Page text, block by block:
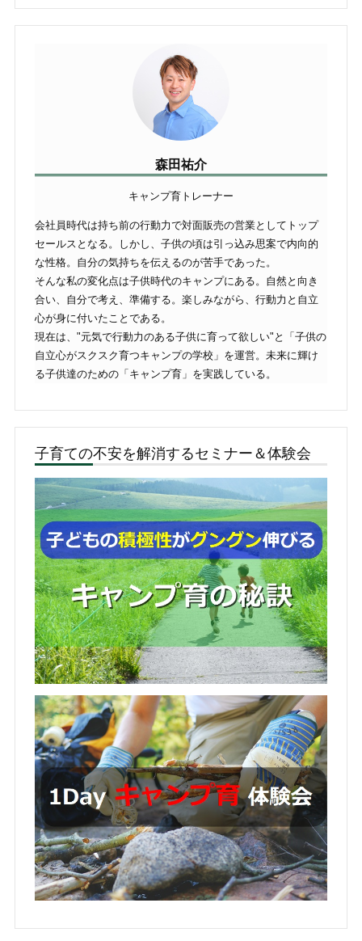
森田祐介
キャンプ育トレーナー
会社員時代は持ち前の行動力で対面販売の営業としてトップ
セールスとなる。しかし、子供の頃は引っ込み思案で内向的
な性格。自分の気持ちを伝えるのが苦手であった。
そんな私の変化点は子供時代のキャンプにある。自然と向き
合い、自分で考え、準備する。楽しみながら、行動力と自立
心が身に付いたことである。
現在は、"元気で行動力のある子供に育って欲しい"と「子供の
自立心がスクスク育つキャンプの学校」を運営。未来に輝け
る子供達のための「キャンプ育」を実践している。
子育ての不安を解消するセミナー＆体験会